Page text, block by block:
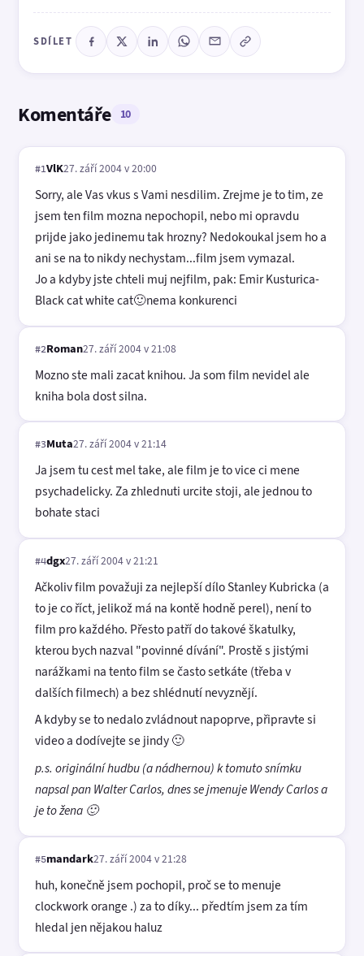
SDÍLET
Komentáře 10
#1VlK27. září 2004 v 20:00
Sorry, ale Vas vkus s Vami nesdilim. Zrejme je to tim, ze
jsem ten film mozna nepochopil, nebo mi opravdu
prijde jako jedinemu tak hrozny? Nedokoukal jsem ho a
ani se na to nikdy nechystam...film jsem vymazal.
Jo a kdyby jste chteli muj nejfilm, pak: Emir Kusturica-
Black cat white cat🙂nema konkurenci
#2Roman27. září 2004 v 21:08
Mozno ste mali zacat knihou. Ja som film nevidel ale
kniha bola dost silna.
#3Muta27. září 2004 v 21:14
Ja jsem tu cest mel take, ale film je to vice ci mene
psychadelicky. Za zhlednuti urcite stoji, ale jednou to
bohate staci
#4dgx27. září 2004 v 21:21
Ačkoliv film považuji za nejlepší dílo Stanley Kubricka (a
to je co říct, jelikož má na kontě hodně perel), není to
film pro každého. Přesto patří do takové škatulky,
kterou bych nazval "povinné dívání". Prostě s jistými
narážkami na tento film se často setkáte (třeba v
dalších filmech) a bez shlédnutí nevyznějí.
A kdyby se to nedalo zvládnout napoprve, připravte si
video a dodívejte se jindy 🙂
p.s. originální hudbu (a nádhernou) k tomuto snímku
napsal pan Walter Carlos, dnes se jmenuje Wendy Carlos a
je to žena 🙂
#5mandark27. září 2004 v 21:28
huh, konečně jsem pochopil, proč se to menuje
clockwork orange .) za to díky... předtím jsem za tím
hledal jen nějakou haluz